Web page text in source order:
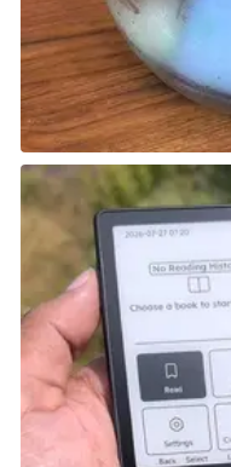
مسؤولاً أيضًا عن
تلقيه عليك اللعبة.